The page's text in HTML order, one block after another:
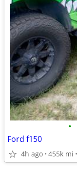
•
Ford f150
4h ago 455k mi